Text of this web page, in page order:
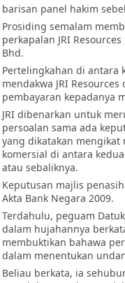
barisan panel hakim
Prosiding semalam
perkapalan JRI
Bhd.
Pertelingkahan di antara
mendakwa JRI
pembayaran kepadanya
JRI dibenarkan untuk
persoalan sama ada
yang dikatakan
komersial di antara
atau sebaliknya.
Keputusan majlis
Akta Bank Negara 2009.
Terdahulu, peguam
dalam hujahannya
membuktikan bahawa
dalam menentukan
Beliau berkata, ia